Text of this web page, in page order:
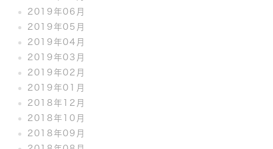
2019年06月
2019年05月
2019年04月
2019年03月
2019年02月
2019年01月
2018年12月
2018年10月
2018年09月